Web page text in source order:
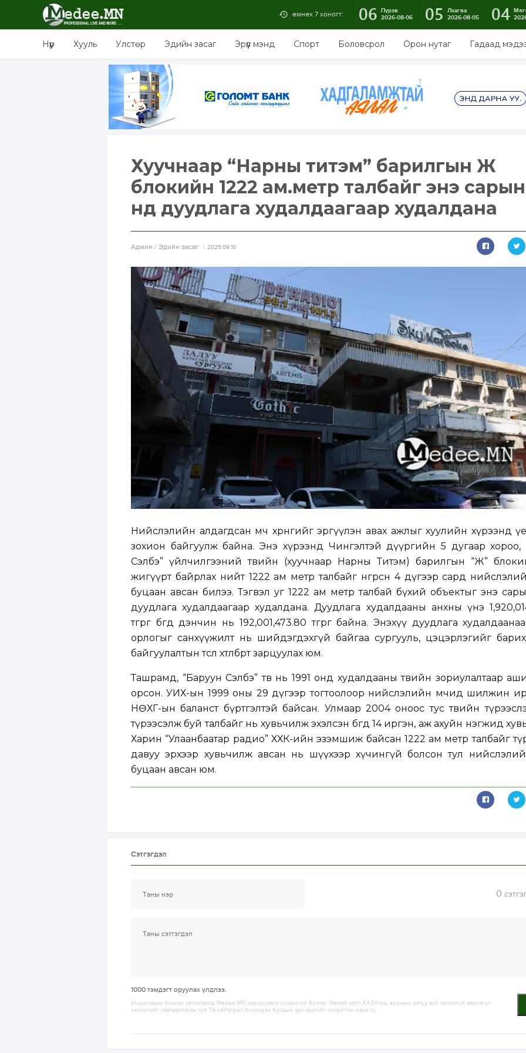
өмнөх 7 хоногт: 06 Пүрэв
2026-08-06
05
Лхагва
2026-08-05
04
Нүүр Хууль Улстөр Эдийн засаг Эрүүл мэнд Спорт Боловсрол Орон нутаг Гадаад
Хуучнаар “Нарны титэм” барилгын Ж
блокийн 1222 ам.метр талбайг энэ
нд дуудлага худалдаагаар худалдана
Aдмин / Эдийн засаг 2025.09.10
Нийслэлийн алдагдсан өмч хөрөнгийг эргүүлэн авах ажлыг хуулийн хүрээнд
зохион байгуулж байна. Энэ хүрээнд Чингэлтэй дүүргийн 5 дугаар хороо,
Сэлбэ” үйлчилгээний төвийн (хуучнаар Нарны Титэм) барилгын “Ж”
жигүүрт байрлах нийт 1222 ам метр талбайг өнгөрсөн 4 дүгээр сард
буцаан авсан билээ. Тэгвэл уг 1222 ам метр талбай бүхий объектыг энэ
дуудлага худалдаагаар худалдана. Дуудлага худалдааны анхны үнэ
төгрөг бөгөөд дэнчин нь 192,001,473.80 төгрөг байна. Энэхүү дуудлага
орлогыг санхүүжилт нь шийдэгдэхгүй байгаа сургууль, цэцэрлэгийг
байгуулалтын төсөл хөтөлбөрт зарцуулах юм.
Ташрамд, “Баруун Сэлбэ” төв нь 1991 онд худалдааны төвийн зориулалтаар
орсон. УИХ-ын 1999 оны 29 дүгээр тогтоолоор нийслэлийн өмчид шилжин
НӨХГ-ын баланст бүртгэлтэй байсан. Улмаар 2004 оноос тус төвийн
түрээсэлж буй талбайг нь хувьчилж эхэлсэн бөгөөд 14 иргэн, аж ахуйн нэгжид
Харин “Улаанбаатар радио” ХХК-ийн эзэмшиж байсан 1222 ам метр талбайг
давуу эрхээр хувьчилж авсан нь шүүхээр хүчингүй болсон тул
буцаан авсан юм.
Сэтгэгдэл
0
1000 тэмдэгт оруулах үлдлээ.
Уншигчдын бичсэн сэтгэгдэлд Medee.MN хариуцлага хүлээхгүй болно. Манай сайт ХХЗХ-ны журмын дагуу зүй зохисгүй зарим үг,
хэллэгийг хязгаарласан тул Та сэтгэгдэл бичихдээ бусдын эрх ашгийг хүндэтгэн үзнэ үү.